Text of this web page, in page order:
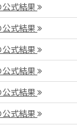
式結果
式結果
式結果
式結果
式結果
式結果